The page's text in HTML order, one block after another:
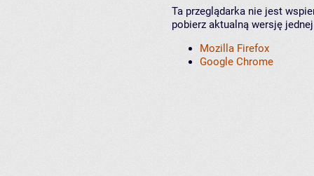
Ta przeglądarka nie jest
pobierz aktualną wersję
Mozilla Firefox
Google Chrome